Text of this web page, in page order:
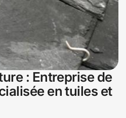
: Entreprise de
en tuiles et